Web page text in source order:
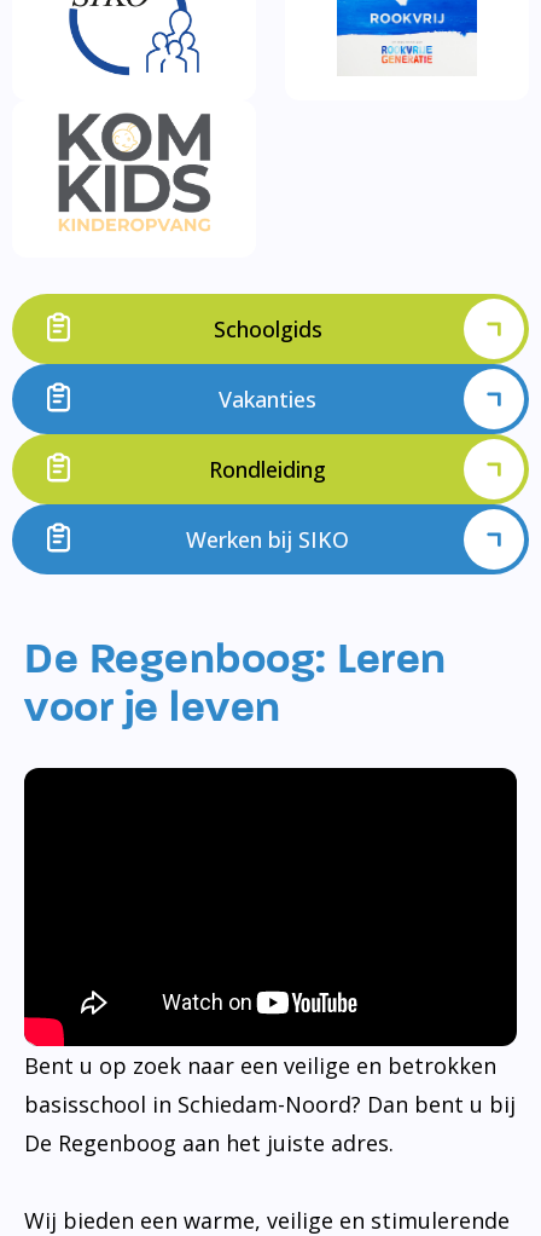
Schoolgids
Vakanties
Rondleiding
Werken bij SIKO
De Regenboog: Leren
voor je leven
Bent u op zoek naar een veilige en betrokken
basisschool in Schiedam-Noord? Dan bent u bij
De Regenboog aan het juiste adres.
Wij bieden een warme, veilige en stimulerende